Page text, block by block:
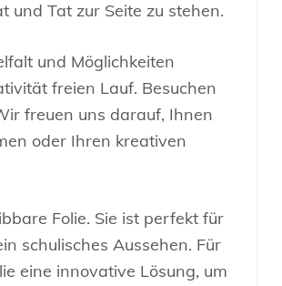
und Tat zur Seite zu stehen.
und Möglichkeiten
freien Lauf. Besuchen
freuen uns darauf, Ihnen
oder Ihren kreativen
Folie. Sie ist perfekt für
schulisches Aussehen. Für
eine innovative Lösung, um